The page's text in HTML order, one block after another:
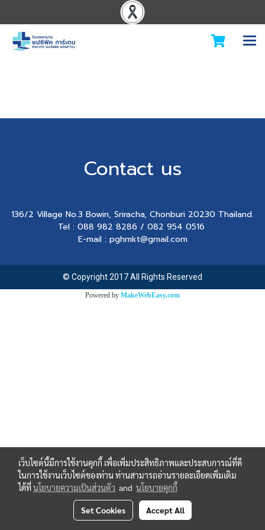
Contact us
136/2 Village No.3 Bowin, Sriracha, Chonburi 20230 Thailand.
Tel : 088 982 8286 / 082 954 0516
E-mail : pghmkt@gmail.com
© Copyright 2017 All Rights Reserved
Powered by MakeWebEasy.com
เว็บไซต์นี้มีการใช้งานคุกกี้ เพื่อเพิ่มประสิทธิภาพและประสบการณ์ที่ดี
ในการใช้งานเว็บไซต์ของท่าน ท่านสามารถอ่านรายละเอียดเพิ่มเติม
ได้ที่นโยบายความเป็นส่วนตัว and นโยบายคุกกี้
Set Cookies Accept All